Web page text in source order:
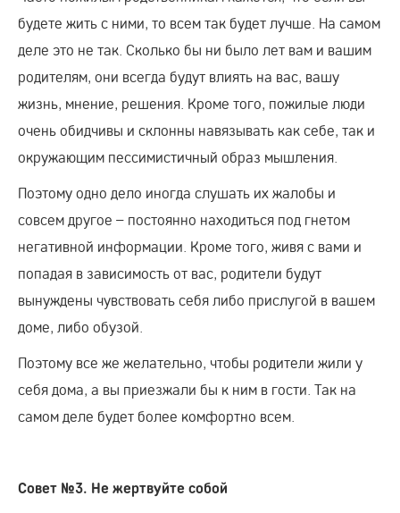
будете жить с ними, то всем так будет лучше. На самом
деле это не так. Сколько бы ни было лет вам и вашим
родителям, они всегда будут влиять на вас, вашу
жизнь, мнение, решения. Кроме того, пожилые люди
очень обидчивы и склонны навязывать как себе, так и
окружающим пессимистичный образ мышления.
Поэтому одно дело иногда слушать их жалобы и
совсем другое – постоянно находиться под гнетом
негативной информации. Кроме того, живя с вами и
попадая в зависимость от вас, родители будут
вынуждены чувствовать себя либо прислугой в вашем
доме, либо обузой.
Поэтому все же желательно, чтобы родители жили у
себя дома, а вы приезжали бы к ним в гости. Так на
самом деле будет более комфортно всем.
Совет №3. Не жертвуйте собой